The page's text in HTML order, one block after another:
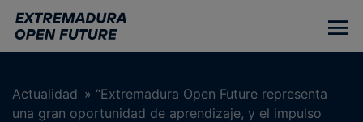
contenido
Actualidad » “Extremadura Open Future representa
una gran oportunidad de aprendizaje, y el impulso